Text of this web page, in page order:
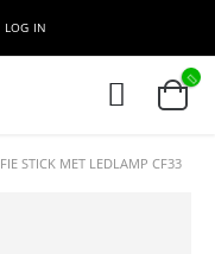
LOG IN
STICK MET LEDLAMP CF33